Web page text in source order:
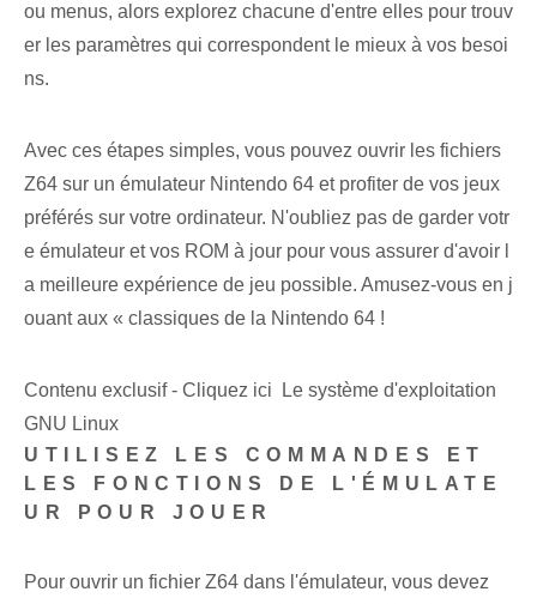
ou menus, alors explorez chacune d'entre elles pour trouv
er les paramètres qui correspondent le mieux à vos besoi
ns.
Avec ces étapes simples, vous pouvez ouvrir les fichiers
Z64 sur un émulateur Nintendo 64 et profiter de vos jeux
préférés sur votre ordinateur. N'oubliez pas de garder votr
e émulateur et vos ROM à jour pour vous assurer d'avoir l
a meilleure expérience de jeu possible. ⁢Amusez-vous en j
ouant⁤ aux « classiques de la Nintendo 64 !
Contenu exclusif - Cliquez ici Le système d'exploitation
GNU Linux
UTILISEZ LES COMMANDES ET
LES FONCTIONS DE L'ÉMULATE
UR POUR JOUER
Pour ouvrir un fichier Z64 dans l'émulateur, vous devez